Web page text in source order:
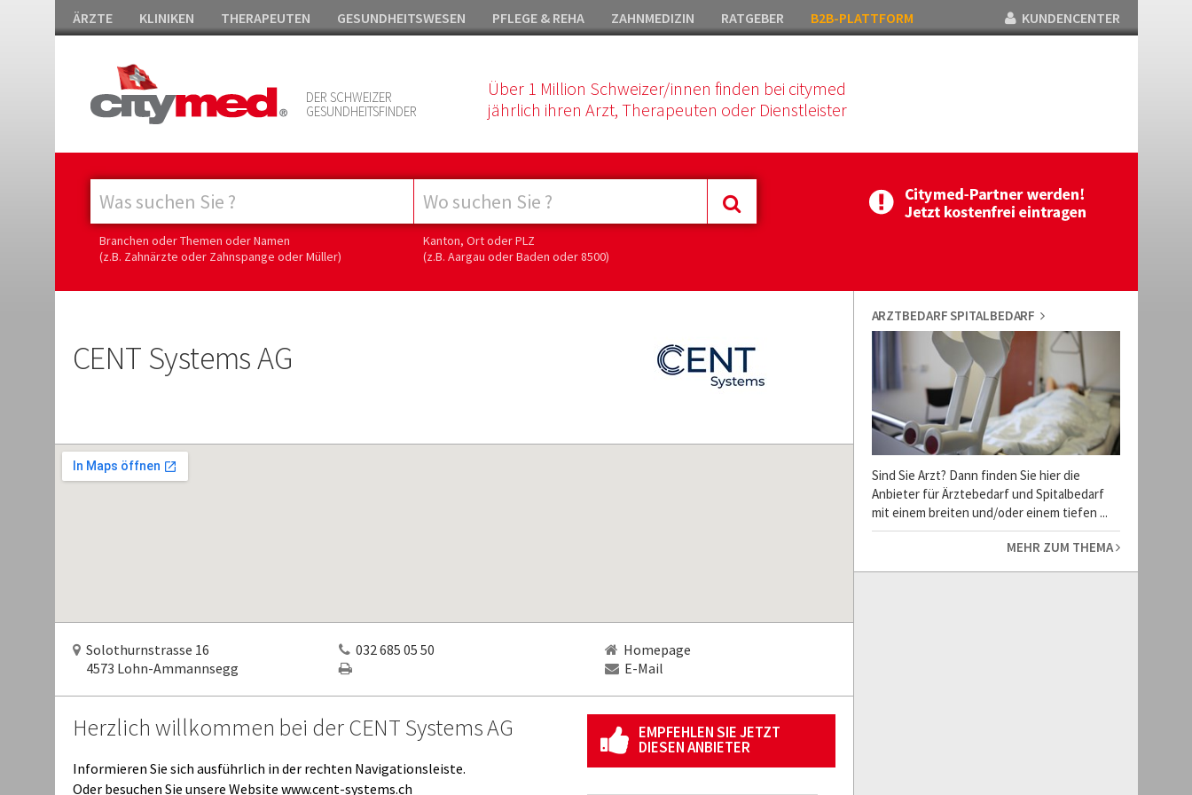
ÄRZTE KLINIKEN THERAPEUTEN GESUNDHEITSWESEN PFLEGE & REHA ZAHNMEDIZIN RATGEBER B2B-PLATTFORM KUNDENCENTER
DER SCHWEIZER
GESUNDHEITSFINDER
Über 1 Million Schweizer/innen finden bei citymed
jährlich ihren Arzt, Therapeuten oder Dienstleister
Branchen oder Themen oder Namen
(z.B. Zahnärzte oder Zahnspange oder Müller)
Kanton, Ort oder PLZ
(z.B. Aargau oder Baden oder 8500)
CENT Systems AG
Solothurnstrasse 16
4573 Lohn-Ammannsegg
032 685 05 50
Homepage
E-Mail
Herzlich willkommen bei der CENT Systems AG
Informieren Sie sich ausführlich in der rechten Navigationsleiste.
Oder besuchen Sie unsere Website www.cent-systems.ch
EMPFEHLEN SIE JETZT
DIESEN ANBIETER
ARZTBEDARF SPITALBEDARF
Sind Sie Arzt? Dann finden Sie hier die
Anbieter für Ärztebedarf und Spitalbedarf
mit einem breiten und/oder einem tiefen ...
MEHR ZUM THEMA